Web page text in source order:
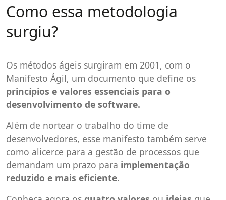
Como essa metodologia
surgiu?
Os métodos ágeis surgiram em 2001, com o
Manifesto Ágil, um documento que define os
princípios e valores essenciais para o
desenvolvimento de software.
Além de nortear o trabalho do time de
desenvolvedores, esse manifesto também serve
como alicerce para a gestão de processos que
demandam um prazo para implementação
reduzido e mais eficiente.